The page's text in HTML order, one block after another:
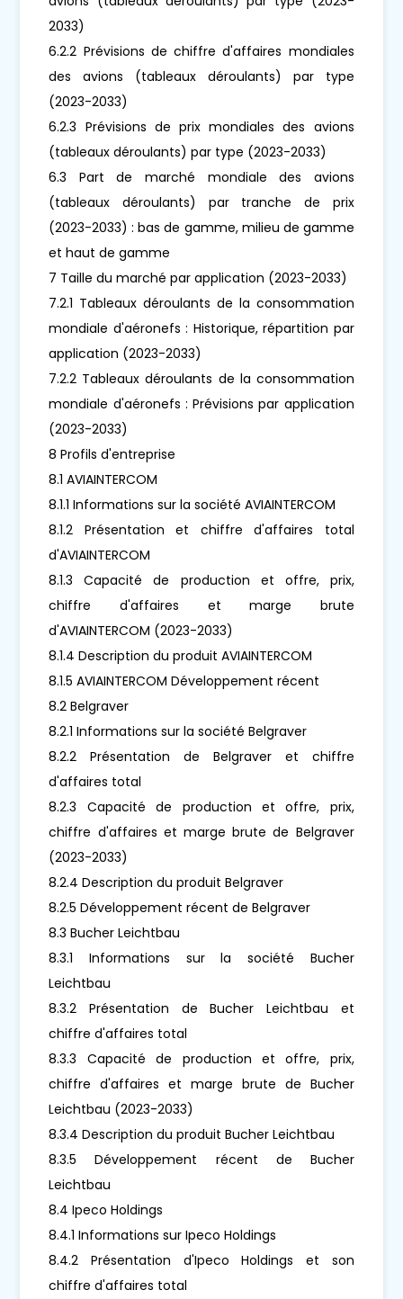
2033)
6.2.2 Prévisions de chiffre d'affaires mondiales
des avions (tableaux déroulants) par type
(2023-2033)
6.2.3 Prévisions de prix mondiales des avions
(tableaux déroulants) par type (2023-2033)
6.3 Part de marché mondiale des avions
(tableaux déroulants) par tranche de prix
(2023-2033) : bas de gamme, milieu de gamme
et haut de gamme
7 Taille du marché par application (2023-2033)
7.2.1 Tableaux déroulants de la consommation
mondiale d'aéronefs : Historique, répartition par
application (2023-2033)
7.2.2 Tableaux déroulants de la consommation
mondiale d'aéronefs : Prévisions par application
(2023-2033)
8 Profils d'entreprise
8.1 AVIAINTERCOM
8.1.1 Informations sur la société AVIAINTERCOM
8.1.2 Présentation et chiffre d'affaires total
d'AVIAINTERCOM
8.1.3 Capacité de production et offre, prix,
chiffre d'affaires et marge brute
d'AVIAINTERCOM (2023-2033)
8.1.4 Description du produit AVIAINTERCOM
8.1.5 AVIAINTERCOM Développement récent
8.2 Belgraver
8.2.1 Informations sur la société Belgraver
8.2.2 Présentation de Belgraver et chiffre
d'affaires total
8.2.3 Capacité de production et offre, prix,
chiffre d'affaires et marge brute de Belgraver
(2023-2033)
8.2.4 Description du produit Belgraver
8.2.5 Développement récent de Belgraver
8.3 Bucher Leichtbau
8.3.1 Informations sur la société Bucher
Leichtbau
8.3.2 Présentation de Bucher Leichtbau et
chiffre d'affaires total
8.3.3 Capacité de production et offre, prix,
chiffre d'affaires et marge brute de Bucher
Leichtbau (2023-2033)
8.3.4 Description du produit Bucher Leichtbau
8.3.5 Développement récent de Bucher
Leichtbau
8.4 Ipeco Holdings
8.4.1 Informations sur Ipeco Holdings
8.4.2 Présentation d'Ipeco Holdings et son
chiffre d'affaires total